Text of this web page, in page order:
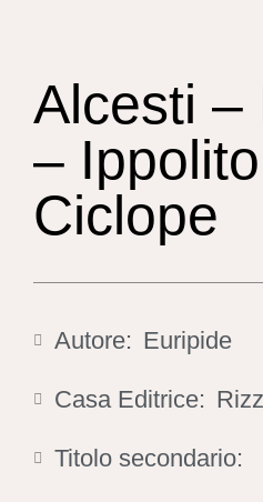
Alcesti –
–
Ciclope
Autore: Euripide
Casa Editrice:
Titolo secondario: